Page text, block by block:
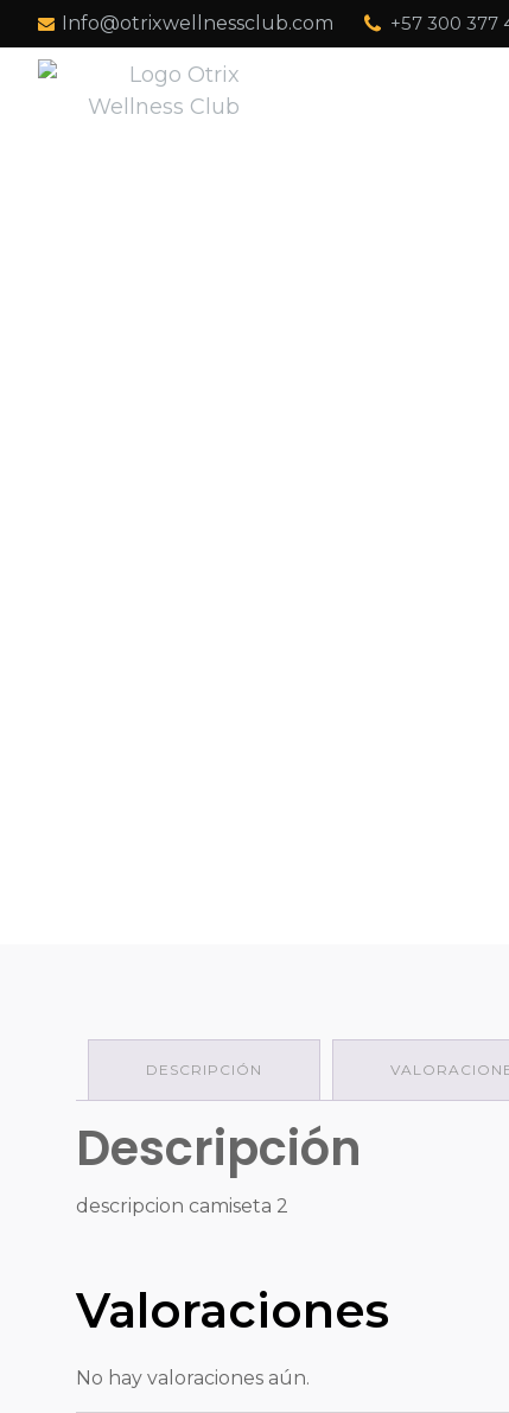
Info@otrixwellnessclub.com +57 300 377
DESCRIPCIÓN
Descripción
descripcion camiseta 2
Valoraciones
No hay valoraciones aún.